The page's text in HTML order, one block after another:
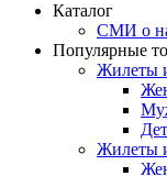
Каталог
СМИ о
Популярные
Жилеты
Жилеты